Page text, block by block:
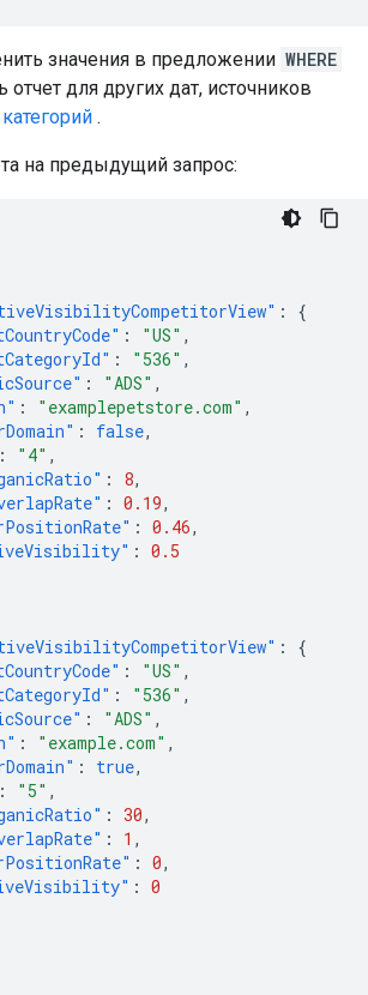
значения в предложении WHERE
отчет для других дат, источников
категорий .
на предыдущий запрос:
:
{
: "US" ,
: "536" ,
: "ADS" ,
: "examplepetstore.com" ,
: false,
: "4" ,
: 8,
: 0.19,
: 0.46,
: 0.5
:
{
: "US" ,
: "536" ,
: "ADS" ,
: "example.com" ,
: true,
: "5" ,
: 30,
: 1 ,
: 0,
: 0